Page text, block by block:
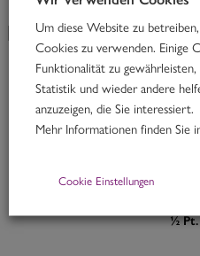
KW 21/25
Thai Rindfleischcurry mit
½
Um diese Website zu
Cookies zu verwenden. Einige
Funktionalität zu
Statistik und wieder andere
anzuzeigen, die Sie interessiert.
Mehr Informationen finden Sie
Cookie Einstellungen